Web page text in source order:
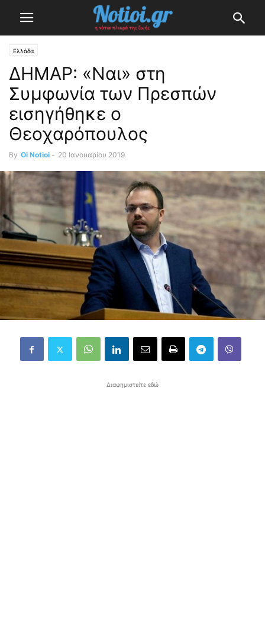
Ελλάδα
ΔΗΜΑΡ: «Ναι» στη
Συμφωνία των Πρεσπών
εισηγήθηκε ο
Θεοχαρόπουλος
By Oi Notioi - 20 Ιανουαρίου 2019
Διαφημιστείτε εδώ